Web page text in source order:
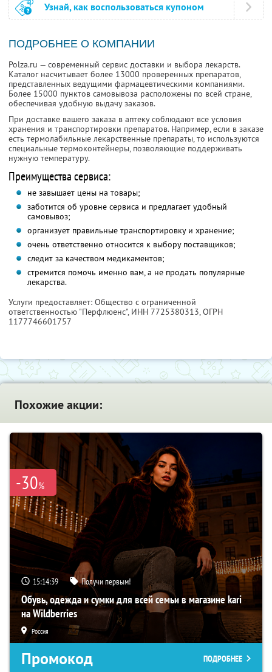
Узнай, как воспользоваться купоном
ПОДРОБНЕЕ О КОМПАНИИ
Polza.ru — современный сервис доставки и выбора лекарств.
Каталог насчитывает более 13000 проверенных препаратов,
представленных ведущими фармацевтическими компаниями.
Более 15000 пунктов самовывоза расположены по всей стране,
обеспечивая удобную выдачу заказов.
При доставке вашего заказа в аптеку соблюдают все условия
хранения и транспортировки препаратов. Например, если в заказе
есть термолабильные лекарственные препараты, то используются
специальные термоконтейнеры, позволяющие поддерживать
нужную температуру.
Преимущества сервиса:
не завышает цены на товары;
заботится об уровне сервиса и предлагает удобный
самовывоз;
организует правильные транспортировку и хранение;
очень ответственно относится к выбору поставщиков;
следит за качеством медикаментов;
стремится помочь именно вам, а не продать популярные
лекарства.
Услуги предоставляет: Общество с ограниченной
ответственностью "Перфлюенс", ИНН 7725380313, ОГРН
1177746601757
Похожие акции:
-30%
15:14:38 Получи первым!
Обувь, одежда и сумки для всей семьи в магазине kari
на Wildberries
Россия
Промокод ПОДРОБНЕЕ